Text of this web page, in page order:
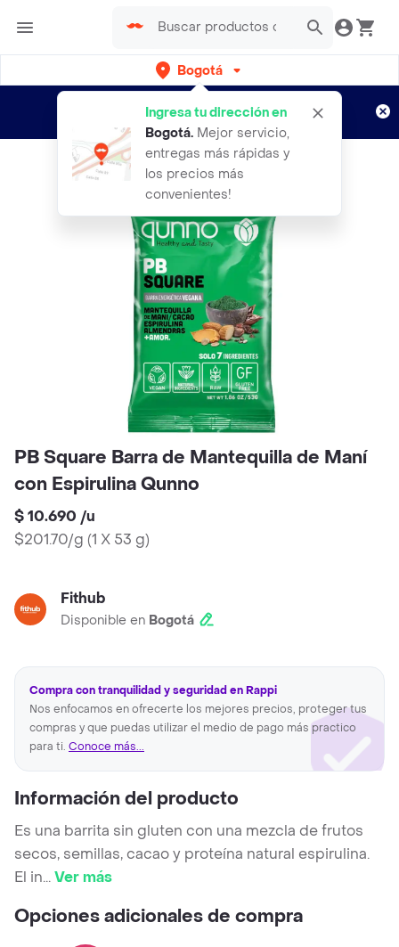
Bogotá
Ingresa tu dirección en
Bogotá. Mejor servicio,
entregas más rápidas y
los precios más
convenientes!
envíos gratis por semanas
Aplican TyC
PB Square Barra de Mantequilla de Maní
con Espirulina Qunno
$ 10.690 /u
$201.70/g (1 X 53 g)
Fithub
Disponible en Bogotá
Compra con tranquilidad y seguridad en Rappi
Nos enfocamos en ofrecerte los mejores precios, proteger tus
compras y que puedas utilizar el medio de pago más practico
para ti. Conoce más...
Información del producto
Es una barrita sin gluten con una mezcla de frutos
secos, semillas, cacao y proteína natural espirulina.
El in...Ver más
Opciones adicionales de compra